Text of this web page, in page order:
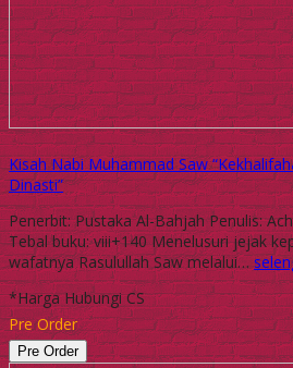
Kisah Nabi Muhammad Saw
Dinasti”
Penerbit: Pustaka Al-Bahjah Penulis:
Tebal buku: viii+140 Menelusuri jejak
wafatnya Rasulullah Saw melalui…
*Harga Hubungi CS
Pre Order
Pre Order